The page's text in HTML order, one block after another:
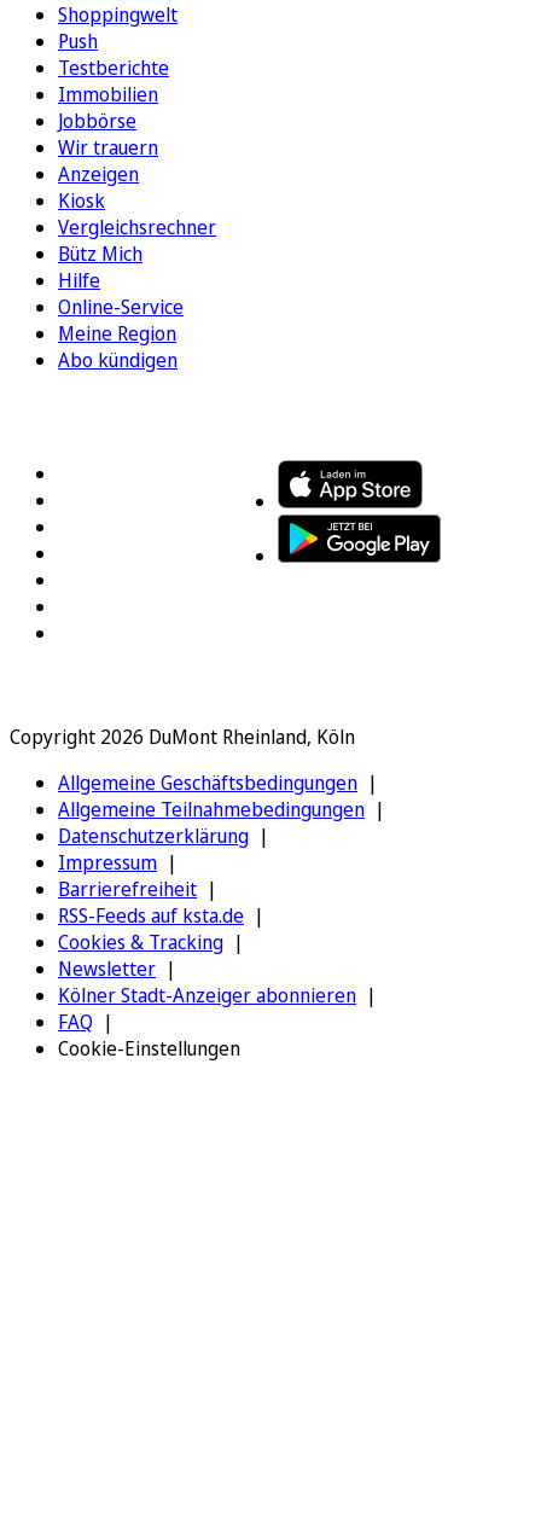
Shoppingwelt
Push
Testberichte
Immobilien
Jobbörse
Wir trauern
Anzeigen
Kiosk
Vergleichsrechner
Bütz Mich
Hilfe
Online-Service
Meine Region
Abo kündigen
Copyright 2026 DuMont Rheinland, Köln
Allgemeine Geschäftsbedingungen
Allgemeine Teilnahmebedingungen
Datenschutzerklärung
Impressum
Barrierefreiheit
RSS-Feeds auf ksta.de
Cookies & Tracking
Newsletter
Kölner Stadt-Anzeiger abonnieren
FAQ
Cookie-Einstellungen